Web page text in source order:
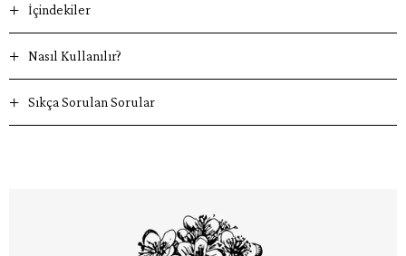
İçindekiler
Nasıl Kullanılır?
Sıkça Sorulan Sorular